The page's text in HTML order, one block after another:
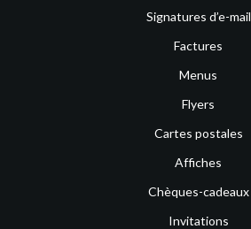
Signatures d’e-mail
Factures
Menus
Flyers
Cartes postales
Affiches
Chèques-cadeaux
Invitations